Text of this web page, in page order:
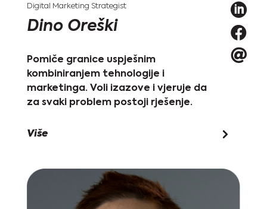
Digital Marketing Strategist
Dino Oreški



Pomiče granice uspješnim
kombiniranjem tehnologije i
marketinga. Voli izazove i vjeruje da
za svaki problem postoji rješenje.
Više